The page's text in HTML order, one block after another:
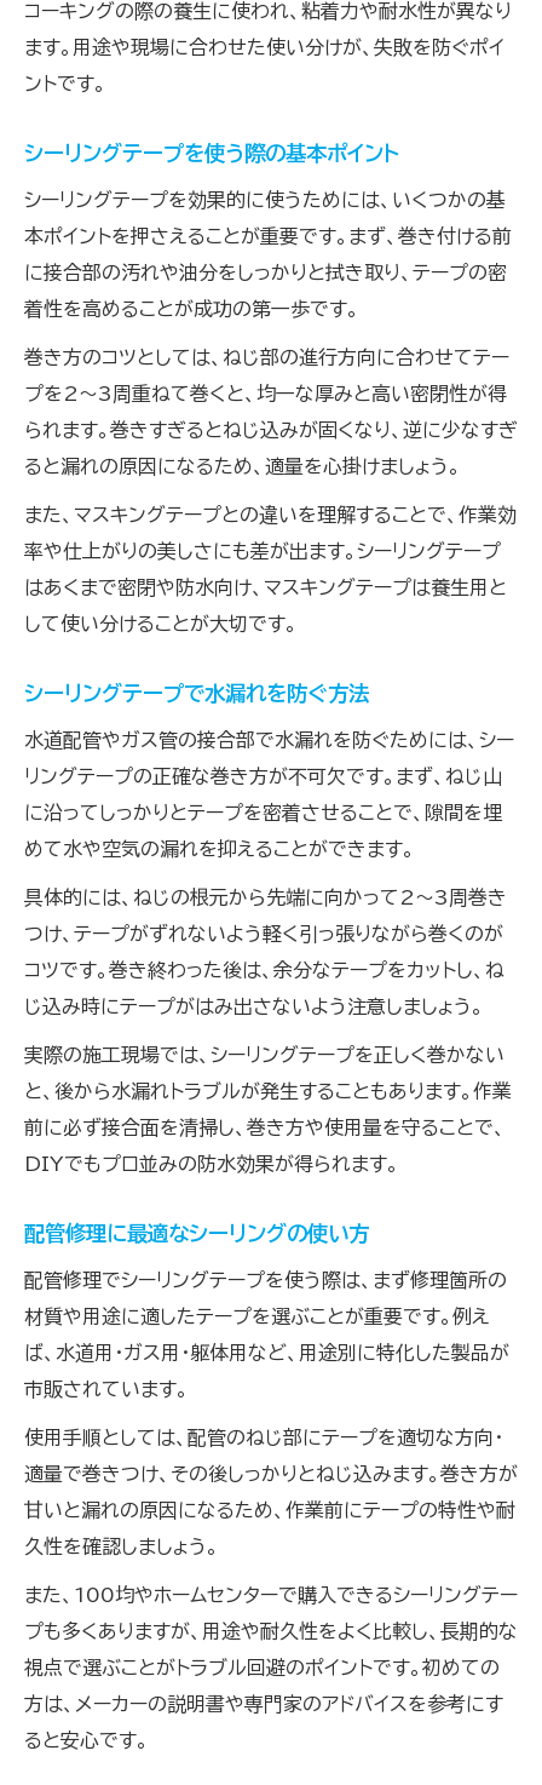
シーリングテープの防水効果を最大限にする
方法
防水目的でのシーリングテープの使い分け方
高耐久なシーリングテープの選択基準
失敗しない貼り方と巻き方の技術解説
きれいに仕上げるシーリングの巻き方ポイン
ト
DIY作業に最適なシーリングテープの選定法
コスト重視のシーリングテープ活用アイデア
法
用途別に選ぶシーリングテープのポイント
シーリングテープでDIY修理を成功させる秘
訣
コーキングの際の養生に使われ、粘着力や耐水性が異なり
ます。用途や現場に合わせた使い分けが、失敗を防ぐポイ
ントです。
シーリングテープを使う際の基本ポイント
シーリングテープを効果的に使うためには、いくつかの基
本ポイントを押さえることが重要です。まず、巻き付ける前
に接合部の汚れや油分をしっかりと拭き取り、テープの密
着性を高めることが成功の第一歩です。
巻き方のコツとしては、ねじ部の進行方向に合わせてテー
プを2～3周重ねて巻くと、均一な厚みと高い密閉性が得
られます。巻きすぎるとねじ込みが固くなり、逆に少なすぎ
ると漏れの原因になるため、適量を心掛けましょう。
また、マスキングテープとの違いを理解することで、作業効
率や仕上がりの美しさにも差が出ます。シーリングテープ
はあくまで密閉や防水向け、マスキングテープは養生用と
して使い分けることが大切です。
シーリングテープで水漏れを防ぐ方法
水道配管やガス管の接合部で水漏れを防ぐためには、シー
リングテープの正確な巻き方が不可欠です。まず、ねじ山
に沿ってしっかりとテープを密着させることで、隙間を埋
めて水や空気の漏れを抑えることができます。
具体的には、ねじの根元から先端に向かって2～3周巻き
つけ、テープがずれないよう軽く引っ張りながら巻くのが
コツです。巻き終わった後は、余分なテープをカットし、ね
じ込み時にテープがはみ出さないよう注意しましょう。
実際の施工現場では、シーリングテープを正しく巻かない
と、後から水漏れトラブルが発生することもあります。作業
前に必ず接合面を清掃し、巻き方や使用量を守ることで、
DIYでもプロ並みの防水効果が得られます。
配管修理に最適なシーリングの使い方
配管修理でシーリングテープを使う際は、まず修理箇所の
材質や用途に適したテープを選ぶことが重要です。例え
ば、水道用・ガス用・躯体用など、用途別に特化した製品が
市販されています。
使用手順としては、配管のねじ部にテープを適切な方向・
適量で巻きつけ、その後しっかりとねじ込みます。巻き方が
甘いと漏れの原因になるため、作業前にテープの特性や耐
久性を確認しましょう。
また、100均やホームセンターで購入できるシーリングテー
プも多くありますが、用途や耐久性をよく比較し、長期的な
視点で選ぶことがトラブル回避のポイントです。初めての
方は、メーカーの説明書や専門家のアドバイスを参考にす
ると安心です。